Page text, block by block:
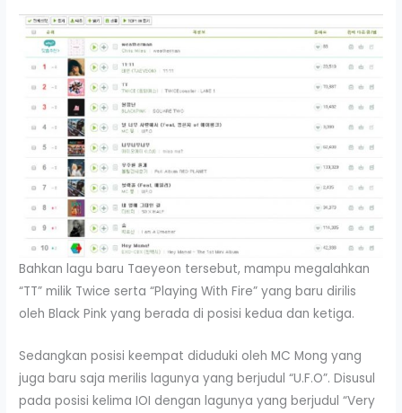
Bahkan lagu baru Taeyeon tersebut, mampu megalahkan
“TT” milik Twice serta “Playing With Fire” yang baru dirilis
oleh Black Pink yang berada di posisi kedua dan ketiga.
Sedangkan posisi keempat diduduki oleh MC Mong yang
juga baru saja merilis lagunya yang berjudul “U.F.O”. Disusul
pada posisi kelima IOI dengan lagunya yang berjudul “Very